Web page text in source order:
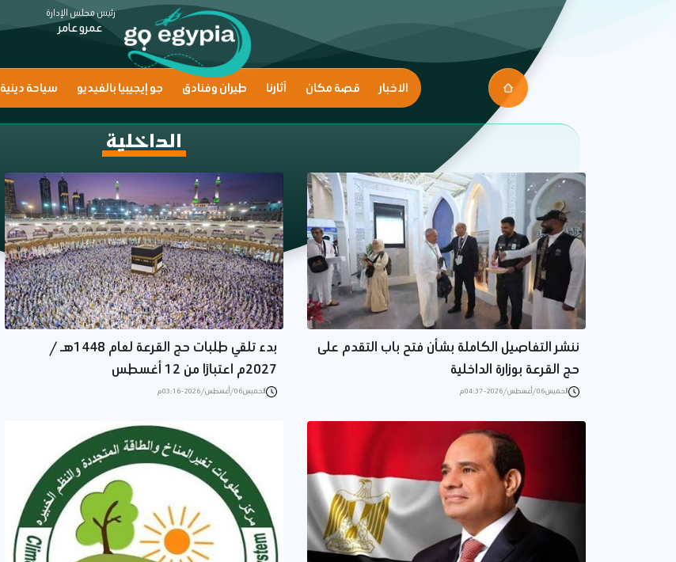
رئيس مجلس الإدارة
عمرو عامر
الاخبار قصة مكان آثارنا طيران وفنادق جو إيجيبيا بالفيديو سياحة دينية
الداخلية
ننشر التفاصيل الكاملة بشأن فتح باب التقدم على
حج القرعة بوزارة الداخلية
الخميس 06/أغسطس/2026 - 04:37 م
بدء تلقي طلبات حج القرعة لعام 1448هـ /
2027م اعتبارًا من 12 أغسطس
الخميس 06/أغسطس/2026 - 03:16 م